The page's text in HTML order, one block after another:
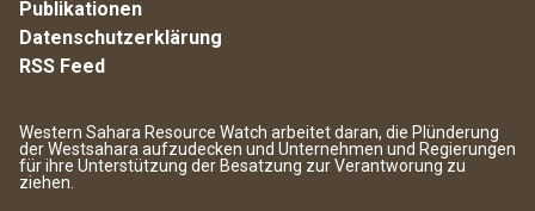
Publikationen
Datenschutzerklärung
RSS Feed
Western Sahara Resource Watch arbeitet daran, die Plünderung
der Westsahara aufzudecken und Unternehmen und Regierungen
für ihre Unterstützung der Besatzung zur Verantworung zu
ziehen.